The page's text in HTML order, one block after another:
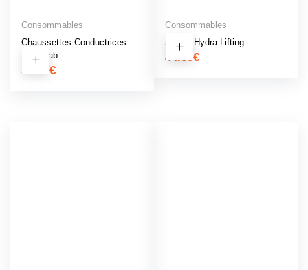
Consommables
Chaussettes Conductrices
MicroLab
50.00€
Consommables
Sérum Hydra Lifting
44.00€